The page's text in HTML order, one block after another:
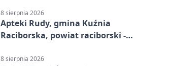
8 sierpnia 2026
Apteki Rudy, gmina Kuźnia
Raciborska, powiat raciborski -
8 sierpnia 2026